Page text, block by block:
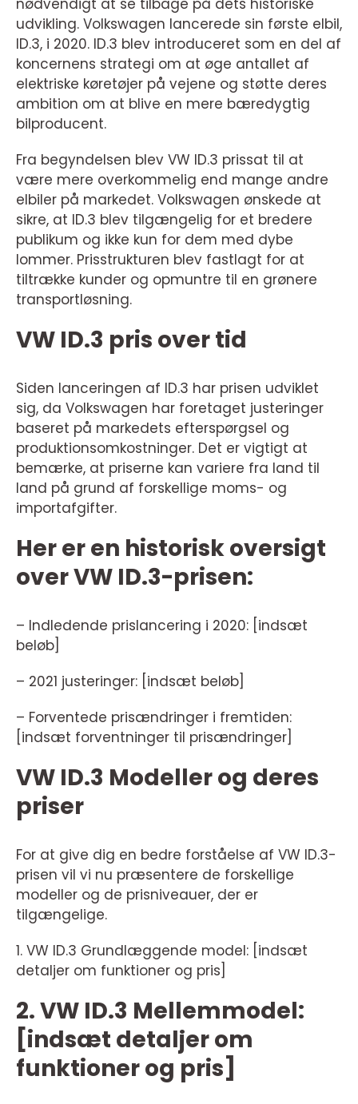
nødvendigt at se tilbage på dets historiske
udvikling. Volkswagen lancerede sin første elbil,
ID.3, i 2020. ID.3 blev introduceret som en del af
koncernens strategi om at øge antallet af
elektriske køretøjer på vejene og støtte deres
ambition om at blive en mere bæredygtig
bilproducent.
Fra begyndelsen blev VW ID.3 prissat til at
være mere overkommelig end mange andre
elbiler på markedet. Volkswagen ønskede at
sikre, at ID.3 blev tilgængelig for et bredere
publikum og ikke kun for dem med dybe
lommer. Prisstrukturen blev fastlagt for at
tiltrække kunder og opmuntre til en grønere
transportløsning.
VW ID.3 pris over tid
Siden lanceringen af ID.3 har prisen udviklet
sig, da Volkswagen har foretaget justeringer
baseret på markedets efterspørgsel og
produktionsomkostninger. Det er vigtigt at
bemærke, at priserne kan variere fra land til
land på grund af forskellige moms- og
importafgifter.
Her er en historisk oversigt
over VW ID.3-prisen:
– Indledende prislancering i 2020: [indsæt
beløb]
– 2021 justeringer: [indsæt beløb]
– Forventede prisændringer i fremtiden:
[indsæt forventninger til prisændringer]
VW ID.3 Modeller og deres
priser
For at give dig en bedre forståelse af VW ID.3-
prisen vil vi nu præsentere de forskellige
modeller og de prisniveauer, der er
tilgængelige.
1. VW ID.3 Grundlæggende model: [indsæt
detaljer om funktioner og pris]
2. VW ID.3 Mellemmodel:
[indsæt detaljer om
funktioner og pris]